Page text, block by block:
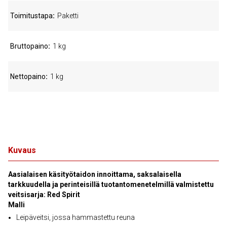
Kuvaus
Aasialaisen käsityötaidon innoittama, saksalaisella
tarkkuudella ja perinteisillä tuotantomenetelmillä valmistettu
veitsisarja: Red Spirit
Malli
Leipäveitsi, jossa hammastettu reuna
Toimitustapa Paketti
Bruttopaino 1 kg
Nettopaino 1 kg